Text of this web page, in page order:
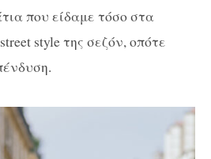
που είδαμε τόσο στα
style της σεζόν, οπότε